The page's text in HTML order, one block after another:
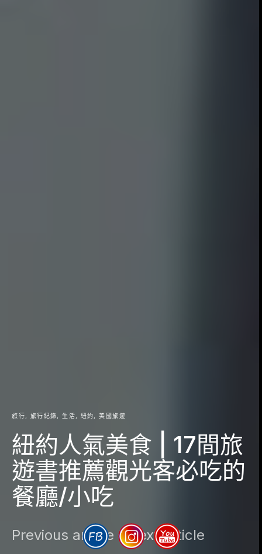
旅行 旅行紀錄 生活 紐約 美國旅遊
紐約人氣美食 | 17間旅
遊書推薦觀光客必吃的
餐廳/小吃
Previous article Next article